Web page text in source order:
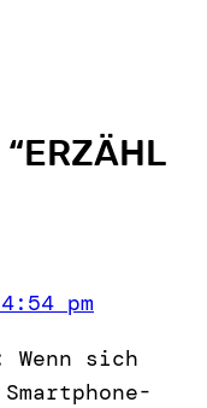
ERZÄHL
pm
sich